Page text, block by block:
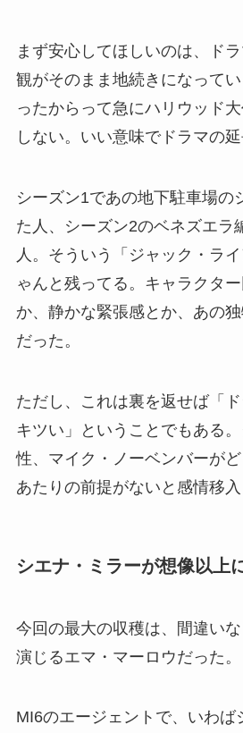
まず安心してほしいのは、ド
観がそのまま地続きになって
ったからって急にハリウッド
しない。いい意味でドラマの延
シーズン1であの地下駐車場の
た人、シーズン2のベネズエラ
人。そういう「ジャック・ラ
ゃんと残ってる。キャラクタ
か、静かな緊張感とか、あの
だった。
ただし、これは裏を返せば「
キツい」ということでもある
性、マイク・ノーベンバーが
あたりの前提がないと感情移入
シエナ・ミラーが想像以上
今回の最大の収穫は、間違い
演じるエマ・マーロウだった。
MI6のエージェントで、いわば